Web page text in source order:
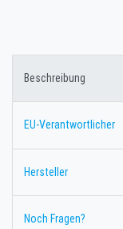
Beschreibung
EU-Verantwortlicher
Hersteller
Noch Fragen?